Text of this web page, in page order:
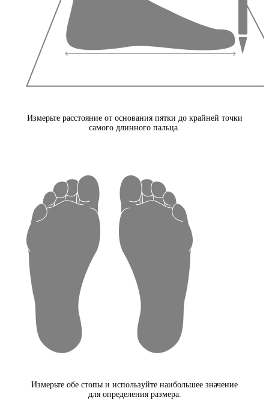
Измерьте расстояние от основания пятки до крайней точки
самого длинного пальца.
Измерьте обе стопы и используйте наибольшее значение
для определения размера.